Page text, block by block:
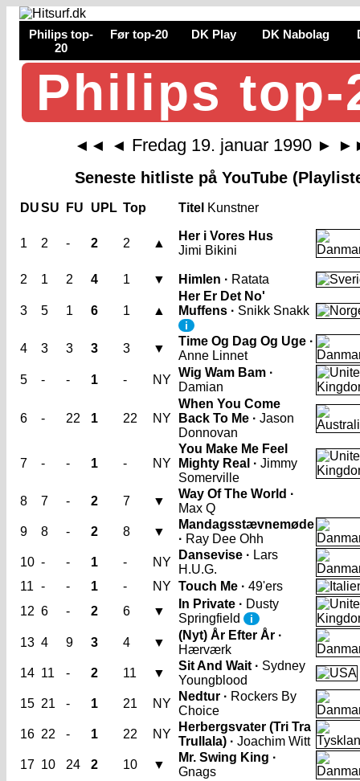
Philips top-
20
Før top-20 DK Play DK Nabolag
Philips top-
◄◄ ◄ Fredag 19. januar 1990 ►
Seneste hitliste på YouTube
DUSU FU UPL Top Titel Kunstner
1 2 - 2 2 ▲
Her i Vores Hus
Jimi Bikini
2 1 2 4 1 ▼ Himlen · Ratata
3 5 1 6 1 ▲
Her Er Det No'
Muffens · Snikk Snakk
i
4 3 3 3 3 ▼
Time Og Dag Og Uge ·
Anne Linnet
5
- - 1 - NY
Wig Wam Bam ·
Damian
6 - 22 1 22 NY
When You Come
Back To Me · Jason
Donnovan
7 - - 1 - NY
You Make Me Feel
Mighty Real · Jimmy
Somerville
8
7 - 2 7 ▼
Way Of The World ·
Max Q
9
8 - 2 8 ▼
Mandagsstævnemøde
· Ray Dee Ohh
10 - - 1 - NY
Dansevise · Lars
H.U.G.
11 - - 1 - NY Touch Me · 49'ers
12 6 - 2 6 ▼
In Private · Dusty
Springfield
i
13 4 9 3 4 ▼
(Nyt) År Efter År ·
Hærværk
14 11 - 2 11 ▼
Sit And Wait · Sydney
Youngblood
15 21 - 1 21 NY
Nedtur · Rockers By
Choice
16 22 - 1 22 NY
Herbergsvater (Tri Tra
Trullala) · Joachim Witt
17 10 24 2 10 ▼
Mr. Swing King ·
Gnags